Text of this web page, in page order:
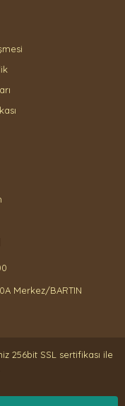
Merkez/BARTIN
256bit SSL sertifikası ile